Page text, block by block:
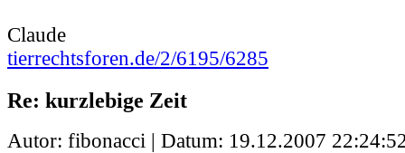
Claude
tierrechtsforen.de/2/6195/6285
Re: kurzlebige Zeit
Autor: fibonacci | Datum: 19.12.2007